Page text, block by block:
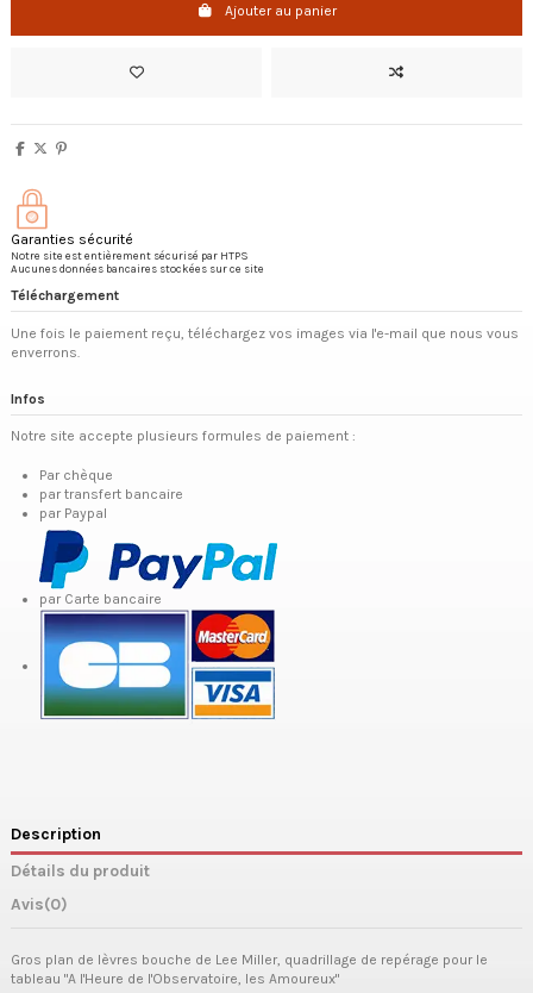
Ajouter au panier
Garanties sécurité
Notre site est entièrement sécurisé par HTPS
Aucunes données bancaires stockées sur ce site
Téléchargement
Une fois le paiement reçu, téléchargez vos images via l'e-mail que nous vous
enverrons.
Infos
Notre site accepte plusieurs formules de paiement :
Par chèque
par transfert bancaire
par Paypal
par Carte bancaire
Description
Détails du produit
Avis(0)
Gros plan de lèvres bouche de Lee Miller, quadrillage de repérage pour le
tableau "A l'Heure de l'Observatoire, les Amoureux"